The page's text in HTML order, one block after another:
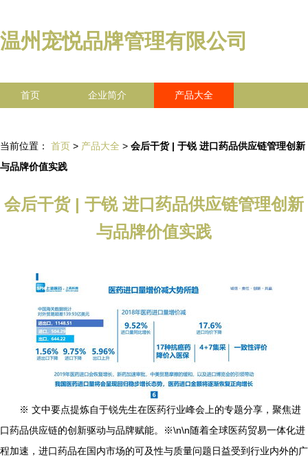
温州宠悦品牌管理有限公司
首页 企业简介 产品大全
当前位置： 首页 > 产品大全 > 会后干货 | 于锐 进口药品供应链管理创新
与品牌价值实践
会后干货 | 于锐 进口药品供应链管理创新
与品牌价值实践
※ 文中要点提炼自于锐先生在医药行业峰会上的专题分享，聚焦进
口药品供应链的创新驱动与品牌赋能。※\n\n随着全球医药贸易一体化进
程加速，进口药品在国内市场的可及性与质量问题日益受到行业内外的广